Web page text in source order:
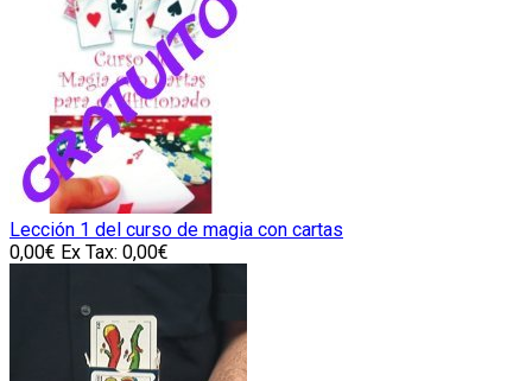
Lección 1 del curso de magia con cartas
0,00€ Ex Tax: 0,00€